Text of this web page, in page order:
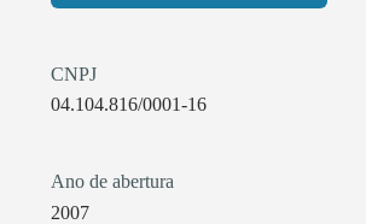
CNPJ
04.104.816/0001-16
Ano de abertura
2007